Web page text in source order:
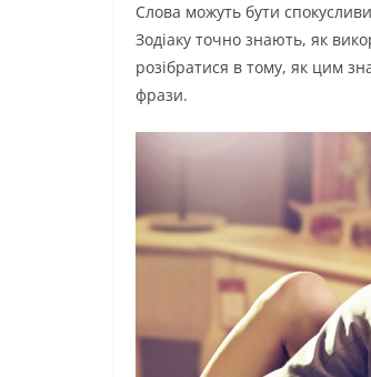
Слова можуть бути
Зодіаку точно знають, як
розібратися в тому, як цим
фрази.